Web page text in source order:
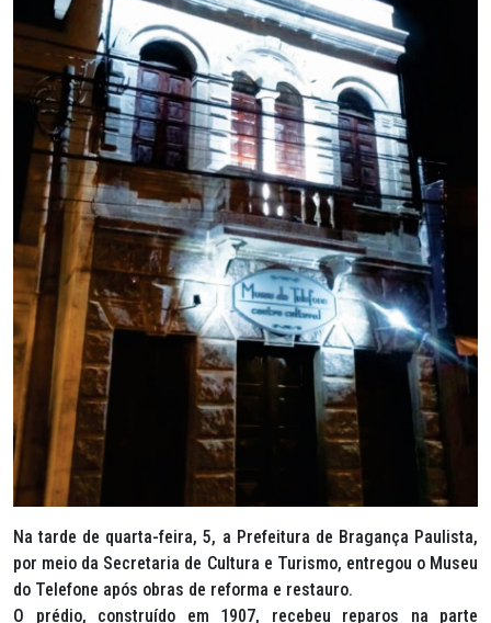
Na tarde de quarta-feira, 5, a Prefeitura de Bragança Paulista,
por meio da Secretaria de Cultura e Turismo, entregou o Museu
do Telefone após obras de reforma e restauro.
O prédio, construído em 1907, recebeu reparos na parte